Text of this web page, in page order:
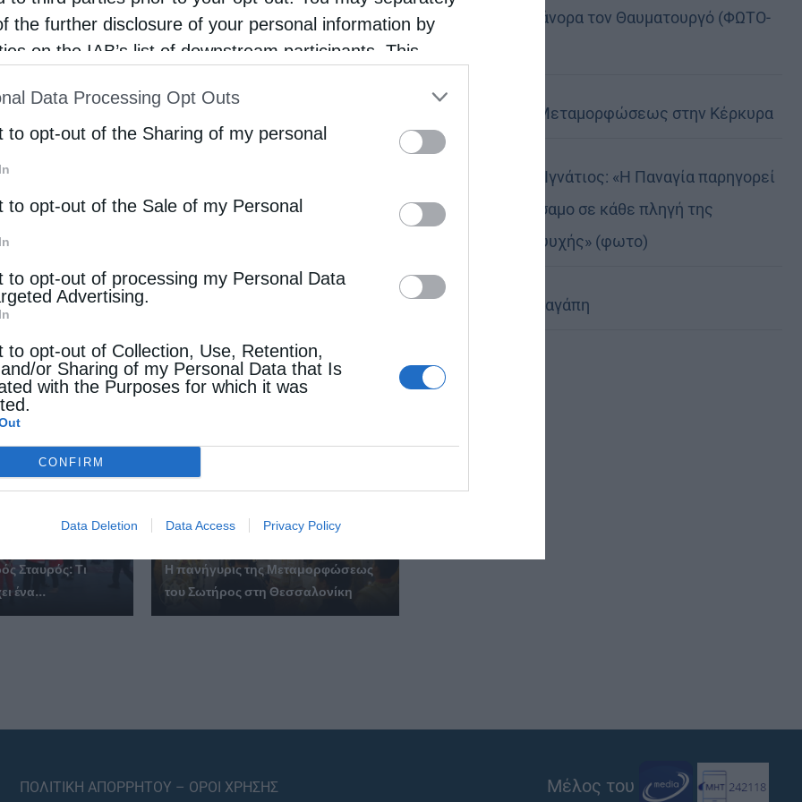
the further disclosure of your personal information by
on the IAB’s list of downstream participants. This
of Downstream Participantsthat may further disclose it to
parties.
Data Processing Opt Outs
to opt-out of the Sharing of my personal
to opt-out of the Sale of my Personal
to opt-out of processing my Personal Data
Advertising.
to opt-out of Collection, Use, Retention,
or Sharing of my Personal Data that Is
with the Purposes for which it was
CONFIRM
Data Deletion Data Access Privacy Policy
Επόμενο άρθρο
στην
Δημητριάδος Ιγνάτιος: «Η Παναγία
Σταυρός: Τι
ένα...
Η πανήγυρις της Μεταμορφώσεως
του Σωτήρος στη Θεσσαλονίκη
της, Άγιο Νικάνορα τον Θαυματουργό (ΦΩΤΟ-
Η Εορτή της Μεταμορφώσεως στην Κέρκυρα
Δημητριάδος Ιγνάτιος: «Η Παναγία παρηγορεί
και δίνει βάλσαμο σε κάθε πληγή της
ανθρώπινης ψυχής» (φωτο)
Χριστοφόρος αγάπη
ΠΟΛΙΤΙΚΗ ΑΠΟΡΡΗΤΟΥ – ΟΡΟΙ ΧΡΗΣΗΣ Μέλος του